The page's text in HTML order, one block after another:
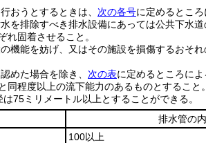
おうとするときは、 次の各号に定めるところ
を排除すべき排水設備にあっては公共下水道
固着させること。
機能を妨げ、又はその施設を損傷するおそ
めた場合を除き、 次の表に定めるところに
同程度以上の流下能力のあるものとすること。
75ミリメートル以上とすることができる。
排水管の
100以上